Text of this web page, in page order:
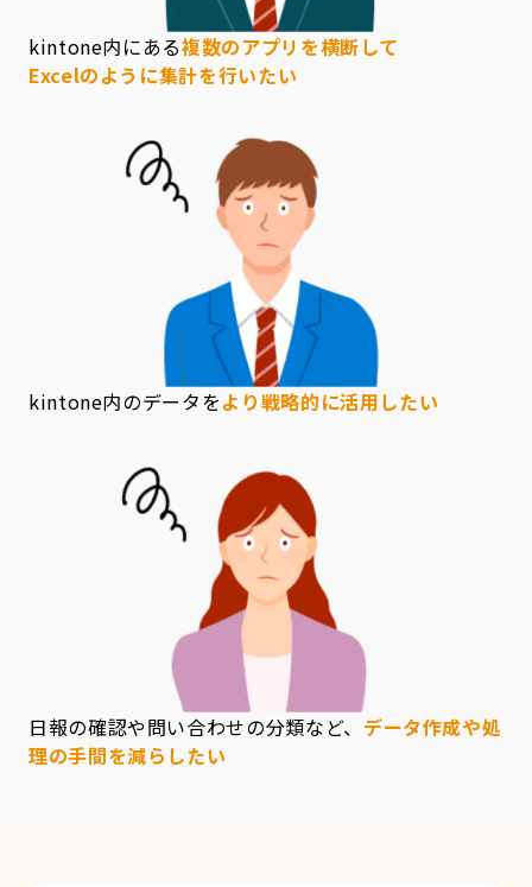
kintone内にある複数のアプリを横断して
Excelのように集計を行いたい
kintone内のデータをより戦略的に活用したい
日報の確認や問い合わせの分類など、 データ作成や処
理の手間を減らしたい